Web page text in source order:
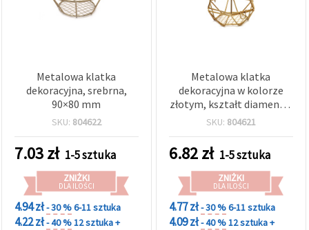
Metalowa klatka
dekoracyjna, srebrna,
90×80 mm
SKU: 804622
7.03zł 1-5 sztuka
ZNIŻKI
DLA ILOŚCI
4.94 zł- 30 %6-11 sztuka
4.22 zł- 40 %12 sztuka +
Metalowa klatka
dekoracyjna w kolorze
złotym, kształt diamentu,
110x70 mm
SKU: 804621
6.82zł 1-5 sztuka
ZNIŻKI
DLA ILOŚCI
4.77 zł- 30 %6-11 sztuka
4.09 zł- 40 %12 sztuka +